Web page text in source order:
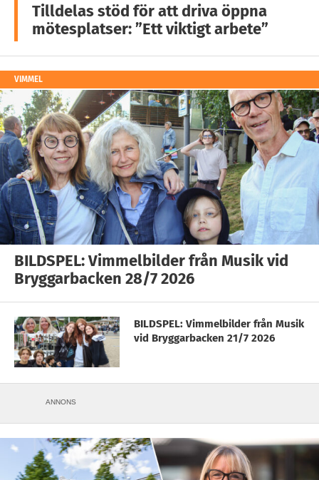
Tilldelas stöd för att driva öppna
mötesplatser: ”Ett viktigt arbete”
VIMMEL
BILDSPEL: Vimmelbilder från Musik vid
Bryggarbacken 28/7 2026
BILDSPEL: Vimmelbilder från Musik
vid Bryggarbacken 21/7 2026
ANNONS